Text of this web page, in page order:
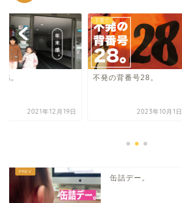
。
2021年12月19日
子育て
不発の背番号28。
2023年10月1日
缶詰デー。